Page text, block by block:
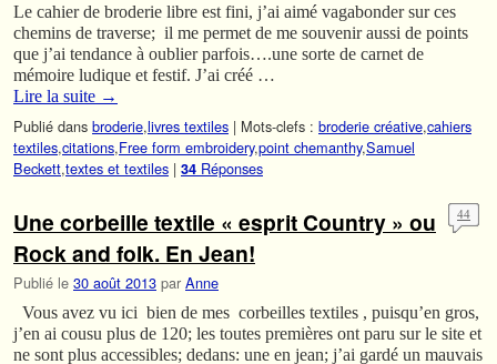
Le cahier de broderie libre est fini, j’ai aimé vagabonder sur ces
chemins de traverse; il me permet de me souvenir aussi de points
que j’ai tendance à oublier parfois….une sorte de carnet de
mémoire ludique et festif. J’ai créé …
Lire la suite →
Publié dans broderie,livres textiles | Mots-clefs : broderie créative,cahiers
textiles,citations,Free form embroidery,point chemanthy,Samuel
Beckett,textes et textiles | 34 Réponses
Une corbeille textile « esprit Country » ou
Rock and folk. En Jean!
Publié le 30 août 2013 par Anne
44
Vous avez vu ici bien de mes corbeilles textiles , puisqu’en gros,
j’en ai cousu plus de 120; les toutes premières ont paru sur le site et
ne sont plus accessibles; dedans: une en jean; j’ai gardé un mauvais